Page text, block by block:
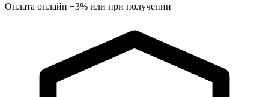
Оплата онлайн −3% или при получении